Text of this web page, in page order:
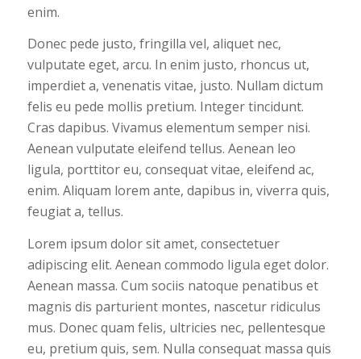
enim.
Donec pede justo, fringilla vel, aliquet nec,
vulputate eget, arcu. In enim justo, rhoncus ut,
imperdiet a, venenatis vitae, justo. Nullam dictum
felis eu pede mollis pretium. Integer tincidunt.
Cras dapibus. Vivamus elementum semper nisi.
Aenean vulputate eleifend tellus. Aenean leo
ligula, porttitor eu, consequat vitae, eleifend ac,
enim. Aliquam lorem ante, dapibus in, viverra quis,
feugiat a, tellus.
Lorem ipsum dolor sit amet, consectetuer
adipiscing elit. Aenean commodo ligula eget dolor.
Aenean massa. Cum sociis natoque penatibus et
magnis dis parturient montes, nascetur ridiculus
mus. Donec quam felis, ultricies nec, pellentesque
eu, pretium quis, sem. Nulla consequat massa quis